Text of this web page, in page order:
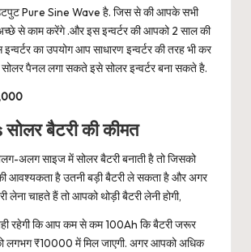
Pure Sine Wave है. जिस से की आपके सभी
से काम करेंगे .और इस इन्वर्टर की आपको 2 साल की
इन्वर्टर का उपयोग आप साधारण इन्वर्टर की तरह भी कर
पैनल लगा सकते इसे सोलर इन्वर्टर बना सकते है.
बैटरी की कीमत
अलग साइज में सोलर बैटरी बनाती है तो जिसको
आवश्यकता है उतनी बड़ी बैटरी ले सकता है और अगर
लेना चाहते हैं तो आपको थोड़ी बैटरी लेनी होगी,
रहेगी कि आप कम से कम 100Ah कि बैटरी जरूर
लगभग ₹10000 में मिल जाएगी. अगर आपको अधिक